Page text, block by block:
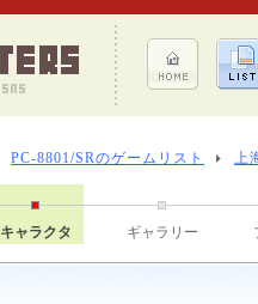
PC-8801/SRのゲームリスト 上
キャラクタ ギャラリー